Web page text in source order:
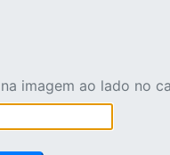
imagem ao lado no